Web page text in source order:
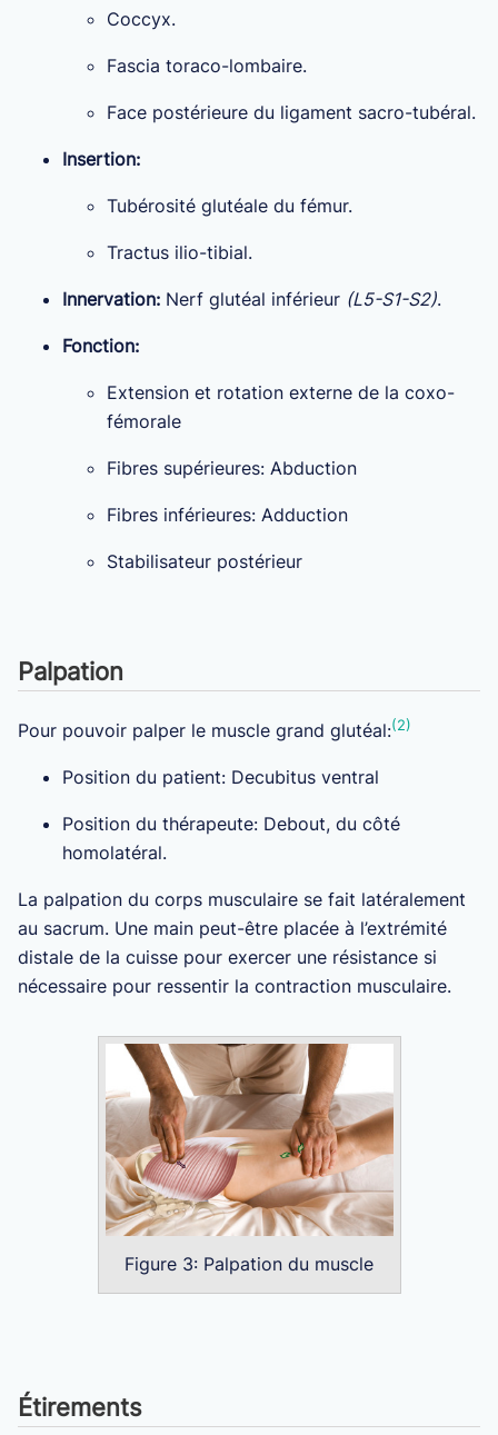
Coccyx.
Fascia toraco-lombaire.
Face postérieure du ligament sacro-tubéral.
Insertion:
Tubérosité glutéale du fémur.
Tractus ilio-tibial.
Innervation: Nerf glutéal inférieur (L5-S1-S2).
Fonction:
Extension et rotation externe de la coxo-
fémorale
Fibres supérieures: Abduction
Fibres inférieures: Adduction
Stabilisateur postérieur
Palpation
Pour pouvoir palper le muscle grand glutéal:(2)
Position du patient: Decubitus ventral
Position du thérapeute: Debout, du côté
homolatéral.
La palpation du corps musculaire se fait latéralement
au sacrum. Une main peut-être placée à l’extrémité
distale de la cuisse pour exercer une résistance si
nécessaire pour ressentir la contraction musculaire.
Figure 3: Palpation du muscle
Étirements